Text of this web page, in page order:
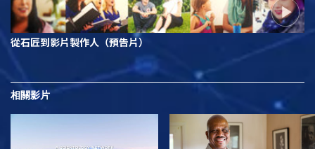
從石匠到影片製作人（預告片）
相關影片